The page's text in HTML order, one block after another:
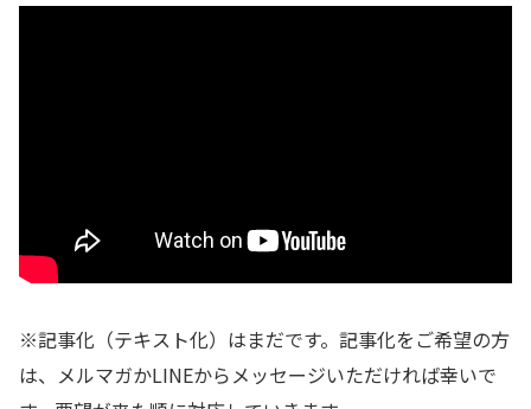
※記事化（テキスト化）はまだです。記事化をご希望の方
は、メルマガかLINEからメッセージいただければ幸いで